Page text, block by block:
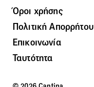
Όροι χρήσης
Πολιτική Απορρήτου
Επικοινωνία
Ταυτότητα